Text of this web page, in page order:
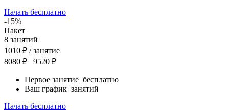
Начать бесплатно
-15%
Пакет
8 занятий
1010 ₽ / занятие
8080 ₽
9520 ₽
Первое занятие бесплатно
Ваш график занятий
Начать бесплатно